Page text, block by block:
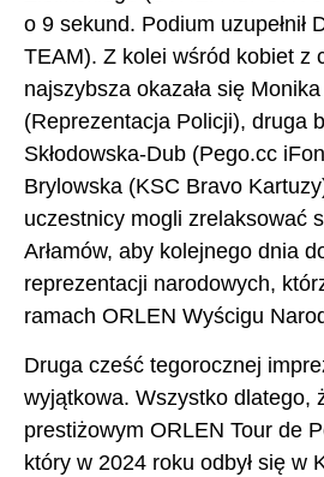
o 9 sekund. Podium uzupełnił
TEAM). Z kolei wśród kobiet z
najszybsza okazała się
(Reprezentacja Policji), druga
Skłodowska-Dub (Pego.cc
Brylowska (KSC Bravo
uczestnicy mogli zrelaksować
Arłamów, aby kolejnego dnia
reprezentacji narodowych,
ramach ORLEN Wyścigu
Druga cześć tegorocznej
wyjątkowa. Wszystko dlatego,
prestiżowym ORLEN Tour de
który w 2024 roku odbył się w